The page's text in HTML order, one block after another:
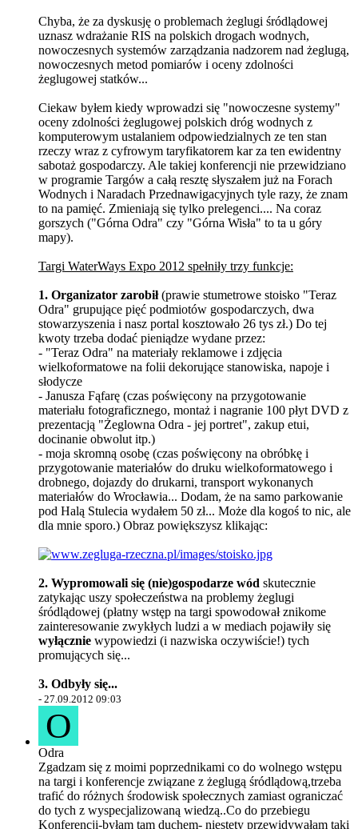
Chyba, że za dyskusję o problemach żeglugi śródlądowej
uznasz wdrażanie RIS na polskich drogach wodnych,
nowoczesnych systemów zarządzania nadzorem nad żeglugą,
nowoczesnych metod pomiarów i oceny zdolności
żeglugowej statków...
Ciekaw byłem kiedy wprowadzi się "nowoczesne systemy"
oceny zdolności żeglugowej polskich dróg wodnych z
komputerowym ustalaniem odpowiedzialnych ze ten stan
rzeczy wraz z cyfrowym taryfikatorem kar za ten ewidentny
sabotaż gospodarczy. Ale takiej konferencji nie przewidziano
w programie Targów a całą resztę słyszałem już na Forach
Wodnych i Naradach Przednawigacyjnych tyle razy, że znam
to na pamięć. Zmieniają się tylko prelegenci.... Na coraz
gorszych ("Górna Odra" czy "Górna Wisła" to ta u góry
mapy).
Targi WaterWays Expo 2012 spełniły trzy funkcje:
1. Organizator zarobił(prawie stumetrowe stoisko "Teraz
Odra" grupujące pięć podmiotów gospodarczych, dwa
stowarzyszenia i nasz portal kosztowało 26 tys zł.) Do tej
kwoty trzeba dodać pieniądze wydane przez:
- "Teraz Odra" na materiały reklamowe i zdjęcia
wielkoformatowe na folii dekorujące stanowiska, napoje i
słodycze
- Janusza Fąfarę (czas poświęcony na przygotowanie
materiału fotograficznego, montaż i nagranie 100 płyt DVD z
prezentacją "Żeglowna Odra - jej portret", zakup etui,
docinanie obwolut itp.)
- moja skromną osobę (czas poświęcony na obróbkę i
przygotowanie materiałów do druku wielkoformatowego i
drobnego, dojazdy do drukarni, transport wykonanych
materiałów do Wrocławia... Dodam, że na samo parkowanie
pod Halą Stulecia wydałem 50 zł... Może dla kogoś to nic, ale
dla mnie sporo.) Obraz powiększysz klikając:
2. Wypromowali się (nie)gospodarze wód skutecznie
zatykając uszy społeczeństwa na problemy żeglugi
śródlądowej (płatny wstęp na targi spowodował znikome
zainteresowanie zwykłych ludzi a w mediach pojawiły się
wyłącznie wypowiedzi (i nazwiska oczywiście!) tych
promujących się...
3. Odbyły się...
- 27.09.2012 09:03
O
Odra
Zgadzam się z moimi poprzednikami co do wolnego wstępu
na targi i konferencje związane z żeglugą śródlądową,trzeba
trafić do różnych środowisk społecznych zamiast ograniczać
do tych z wyspecjalizowaną wiedzą..Co do przebiegu
Konferencji-byłam tam duchem- niestety przewidywałam taki